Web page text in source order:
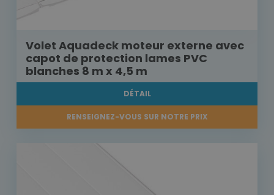
Volet Aquadeck moteur externe avec
capot de protection lames PVC
blanches 8 m x 4,5 m
DÉTAIL
RENSEIGNEZ-VOUS SUR NOTRE PRIX